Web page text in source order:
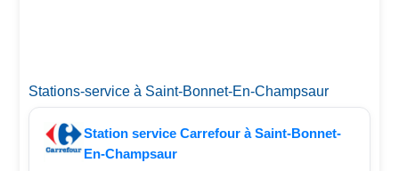
Stations-service à Saint-Bonnet-En-Champsaur
Station service Carrefour à Saint-Bonnet-
En-Champsaur